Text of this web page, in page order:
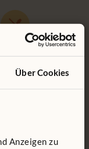
Über Cookies
Anzeigen zu
machen jede